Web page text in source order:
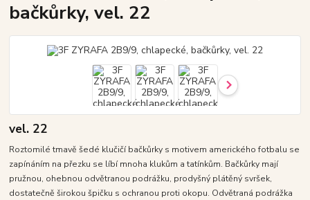
bačkůrky, vel. 22
vel. 22
Roztomilé tmavě šedé klučičí bačkůrky s motivem amerického fotbalu se
zapínáním na přezku se líbí mnoha klukům a tatínkům. Bačkůrky mají
pružnou, ohebnou odvětranou podrážku, prodyšný plátěný svršek,
dostatečně širokou špičku s ochranou proti okopu. Odvětraná podrážka